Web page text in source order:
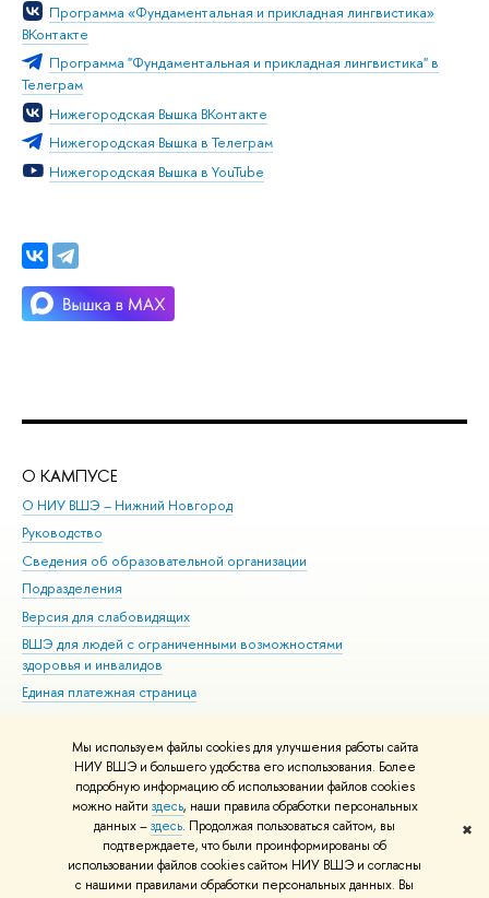
Мы используем файлы cookies для улучшения работы сайта
НИУ ВШЭ и большего удобства его использования. Более
подробную информацию об использовании файлов cookies
можно найти здесь, наши правила обработки персональных
данных –здесь. Продолжая пользоваться сайтом, вы
подтверждаете, что были проинформированы об
использовании файлов cookies сайтом НИУ ВШЭ и согласны
с нашими правилами обработки персональных данных. Вы
✖
Программа «Фундаментальная и прикладная лингвистика»
ВКонтакте
Программа "Фундаментальная и прикладная лингвистика" в
Телеграм
Нижегородская Вышка ВКонтакте
Нижегородская Вышка в Телеграм
Нижегородская Вышка в YouTube
О КАМПУСЕ
О НИУ ВШЭ – Нижний Новгород
Руководство
Сведения об образовательной организации
Подразделения
Версия для слабовидящих
ВШЭ для людей с ограниченными возможностями
здоровья и инвалидов
Единая платежная страница
© НИУ ВШЭ 1993–2026 Адреса и контакты Условия использования
материалов Политика конфиденциальности Карта сайта